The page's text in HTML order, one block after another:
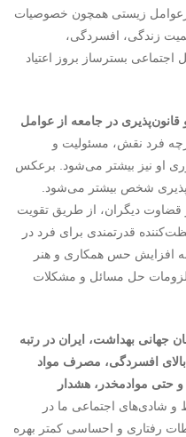
ازعوامل زیستی همچون خصوصیات
زندگی، افسردگی،
بسترساز بروز اعتیاد
قانون‌پذیری در جامعه از عوامل
فرد نقش، مسئولیت و
او نیز بیشتر می‌شود. برعکس
شخص بیشتر می‌شود.
دیگران، از طریق تقویت
قدرتمندی برای فرد در
افزایش حس همکاری و هنر
حل مسائل و مشکلات
جهانی بهداشت، ایران در رتبه
بالای افسردگی، مصرف مواد
حتی موادمخدر، هشدار
و شادی‌های اجتماعی ما در
رفتاری و احساسی کمتر بهره